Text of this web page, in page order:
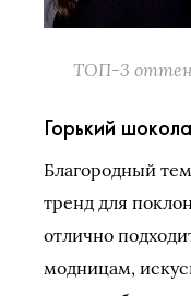
ТОП-3
Горький
Благородный
тренд для
отлично
модницам,